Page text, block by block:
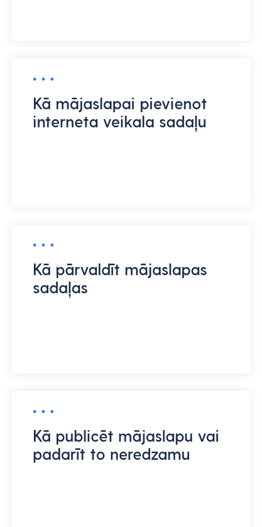
Kā mājaslapai pievienot
interneta veikala sadaļu
Kā pārvaldīt mājaslapas
sadaļas
Kā publicēt mājaslapu vai
padarīt to neredzamu